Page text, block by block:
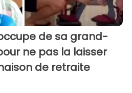
de sa grand-
ne pas la laisser
de retraite